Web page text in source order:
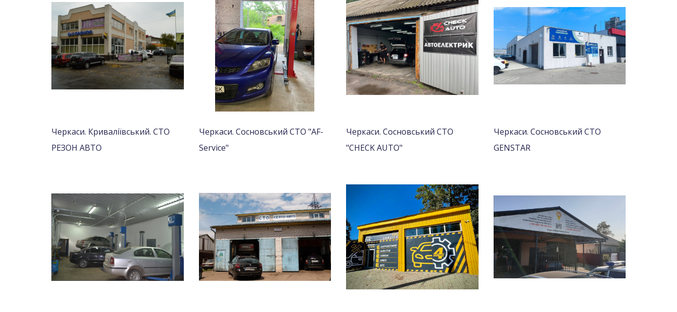
Черкаси. Криваліївський. СТО
РЕЗОН АВТО
Черкаси. Сосновський СТО "AF-
Service"
Черкаси. Сосновський СТО
"CHECK AUTO"
Черкаси. Сосновський СТО
GENSTAR